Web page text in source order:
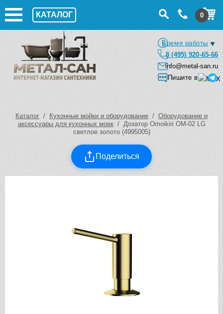
КАТАЛОГ 0
Время работы
8 (495) 920-65-66
info@metal-san.ru
Пишите в
Каталог / Кухонные мойки и оборудование / Оборудование и
аксессуары для кухонных моек/ Дозатор Omoikiri OM-02 LG
светлое золото (4995005)
Поделиться